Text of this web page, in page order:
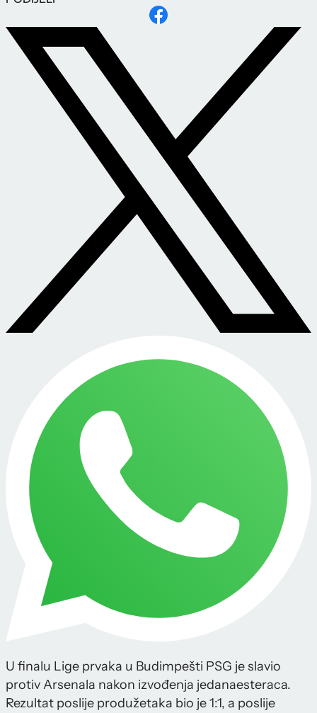
U finalu Lige prvaka u Budimpešti PSG je slavio
protiv Arsenala nakon izvođenja jedanaesteraca.
Rezultat poslije produžetaka bio je 1:1, a poslije